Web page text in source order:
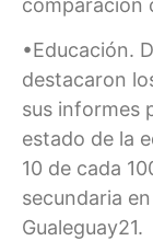
•Educación.
destacaron
sus informes
estado de la
10 de cada
secundaria
Gualeguay21.